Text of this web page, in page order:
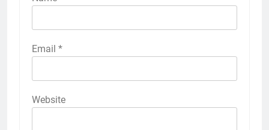
Email *
Website